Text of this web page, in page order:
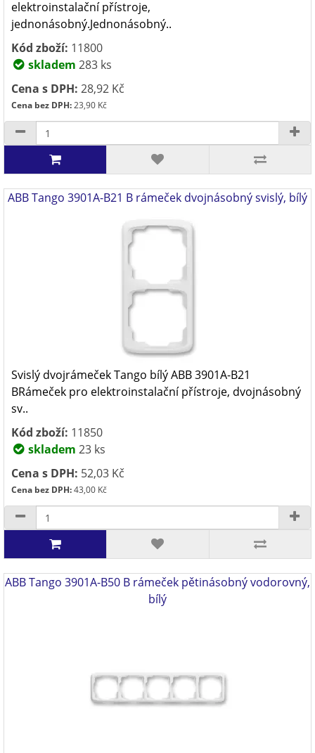
elektroinstalační přístroje,
jednonásobný.Jednonásobný..
Kód zboží: 11800
skladem 283 ks
Cena s DPH: 28,92 Kč
Cena bez DPH:23,90 Kč
ABB Tango 3901A-B21 B rámeček dvojnásobný svislý, bílý
Svislý dvojrámeček Tango bílý ABB 3901A-B21
BRámeček pro elektroinstalační přístroje, dvojnásobný
sv..
Kód zboží: 11850
skladem 23 ks
Cena s DPH: 52,03 Kč
Cena bez DPH:43,00 Kč
ABB Tango 3901A-B50 B rámeček pětinásobný vodorovný,
bílý